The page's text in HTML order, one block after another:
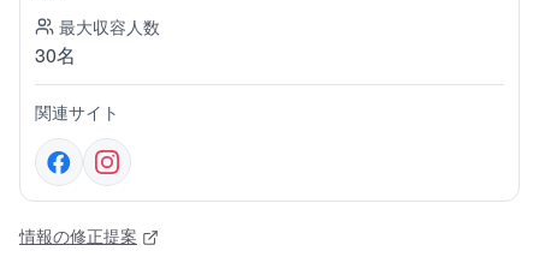
最大収容人数
30名
関連サイト
情報の修正提案